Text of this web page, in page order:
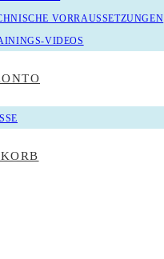
VORRAUSSETZUNGEN
VIDEOS